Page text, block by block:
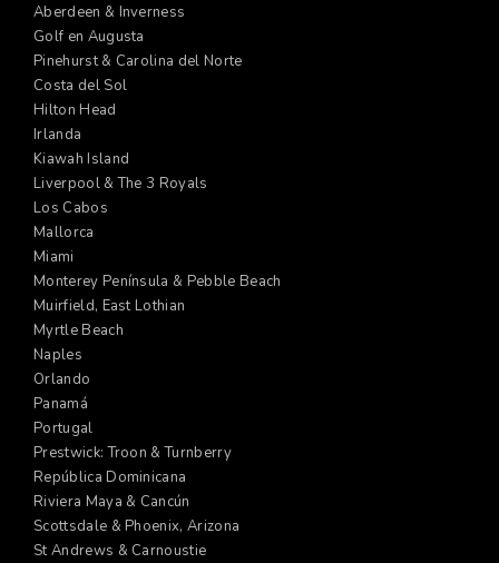
Aberdeen & Inverness
Golf en Augusta
Pinehurst & Carolina del Norte
Costa del Sol
Hilton Head
Irlanda
Kiawah Island
Liverpool & The 3 Royals
Los Cabos
Mallorca
Miami
Monterey Península & Pebble Beach
Muirfield, East Lothian
Myrtle Beach
Naples
Orlando
Panamá
Portugal
Prestwick: Troon & Turnberry
República Dominicana
Riviera Maya & Cancún
Scottsdale & Phoenix, Arizona
St Andrews & Carnoustie